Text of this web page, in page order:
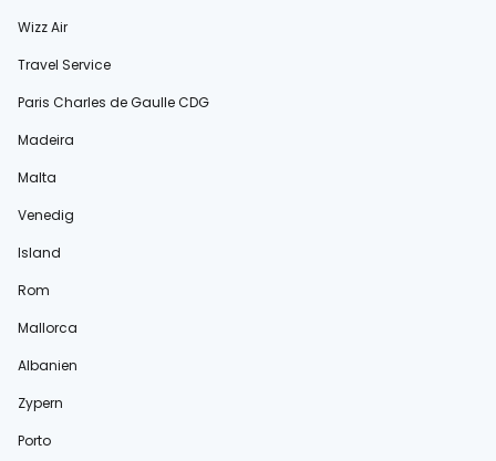
Wizz Air
Travel Service
Paris Charles de Gaulle CDG
Madeira
Malta
Venedig
Island
Rom
Mallorca
Albanien
Zypern
Porto